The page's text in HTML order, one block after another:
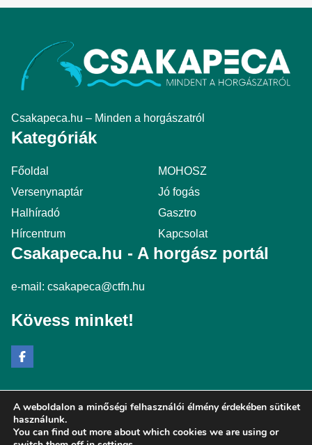
Csakapeca.hu – Minden a horgászatról
Kategóriák
Főoldal
MOHOSZ
Versenynaptár
Jó fogás
Halhíradó
Gasztro
Hírcentrum
Kapcsolat
Csakapeca.hu - A horgász portál
e-mail: csakapeca@ctfn.hu
Kövess minket!
Copyright © 2024 csakapeca.hu. Minden jog fenntartva.
Általános Szerződési Feltételek
A weboldalon a minőségi felhasználói élmény érdekében sütiket
használunk.
You can find out more about which cookies we are using or